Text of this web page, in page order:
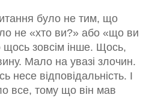
було не тим, що
не «хто ви?» або «що ви
зовсім інше. Щось,
Мало на увазі злочин.
несе відповідальність. І
все, тому що він мав